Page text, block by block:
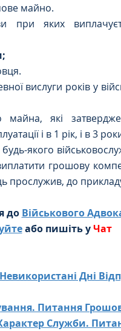
майно.
при яких
вислуги років у
які
і в 1 рік, і в 3
якого
грошову
прослужив, до
до Військового
або пишіть у Чат
Дні
Питання
Служби.